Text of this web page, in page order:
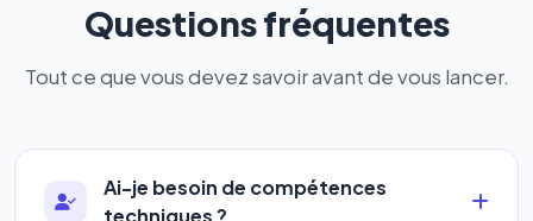
Questions fréquentes
Tout ce que vous devez savoir avant de vous lancer.
Ai-je besoin de compétences